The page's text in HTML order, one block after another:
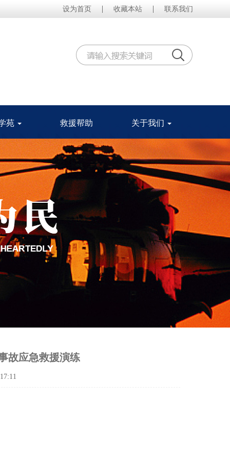
设为首页 | 收藏本站 | 联系我们
苑 救援帮助 关于我们
故应急救援演练